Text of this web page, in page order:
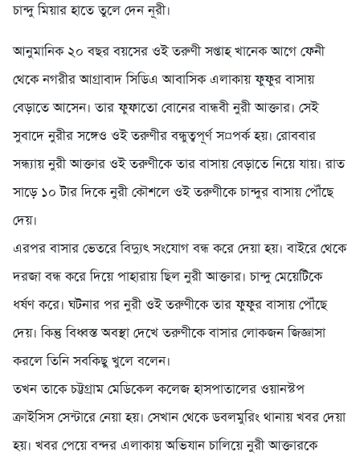
চান্দু মিয়ার হাতে তুলে দেন নূরী।
আনুমানিক ২০ বছর বয়সের ওই তরুণী সপ্তাহ খানেক আগে ফেনী
থেকে নগরীর আগ্রাবাদ সিডিএ আবাসিক এলাকায় ফুফুর বাসায়
বেড়াতে আসেন। তার ফুফাতো বোনের বান্ধবী নুরী আক্তার। সেই
সুবাদে নুরীর সঙ্গেও ওই তরুণীর বন্ধুত্বপূর্ণ স¤পর্ক হয়। রোববার
সন্ধ্যায় নুরী আক্তার ওই তরুণীকে তার বাসায় বেড়াতে নিয়ে যায়। রাত
সাড়ে ১০ টার দিকে নুরী কৌশলে ওই তরুণীকে চান্দুর বাসায় পৌঁছে
দেয়।
এরপর বাসার ভেতরে বিদ্যুৎ সংযোগ বন্ধ করে দেয়া হয়। বাইরে থেকে
দরজা বন্ধ করে দিয়ে পাহারায় ছিল নুরী আক্তার। চান্দু মেয়েটিকে
ধর্ষণ করে। ঘটনার পর নুরী ওই তরুণীকে তার ফুফুর বাসায় পৌঁছে
দেয়। কিন্তু বিধ্বস্ত অবস্থা দেখে তরুণীকে বাসার লোকজন জিজ্ঞাসা
করলে তিনি সবকিছু খুলে বলেন।
তখন তাকে চট্টগ্রাম মেডিকেল কলেজ হাসপাতালের ওয়ানস্টপ
ক্রাইসিস সেন্টারে নেয়া হয়। সেখান থেকে ডবলমুরিং থানায় খবর দেয়া
হয়। খবর পেয়ে বন্দর এলাকায় অভিযান চালিয়ে নুরী আক্তারকে